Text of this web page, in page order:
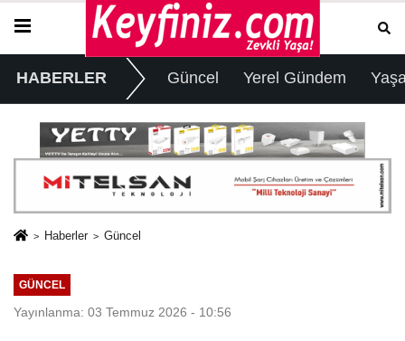
HABERLER Güncel Yerel Gündem
Haberler Güncel
GÜNCEL
Yayınlanma: 03 Temmuz 2026 - 10:56